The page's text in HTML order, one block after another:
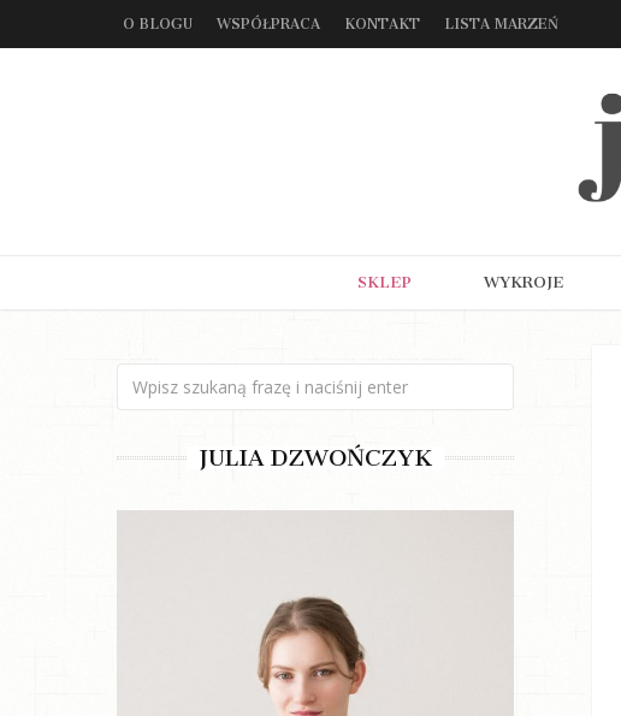
O BLOGU WSPÓŁPRACA KONTAKT LISTA MARZEŃ
SKLEP WYKROJE
JULIA DZWOŃCZYK